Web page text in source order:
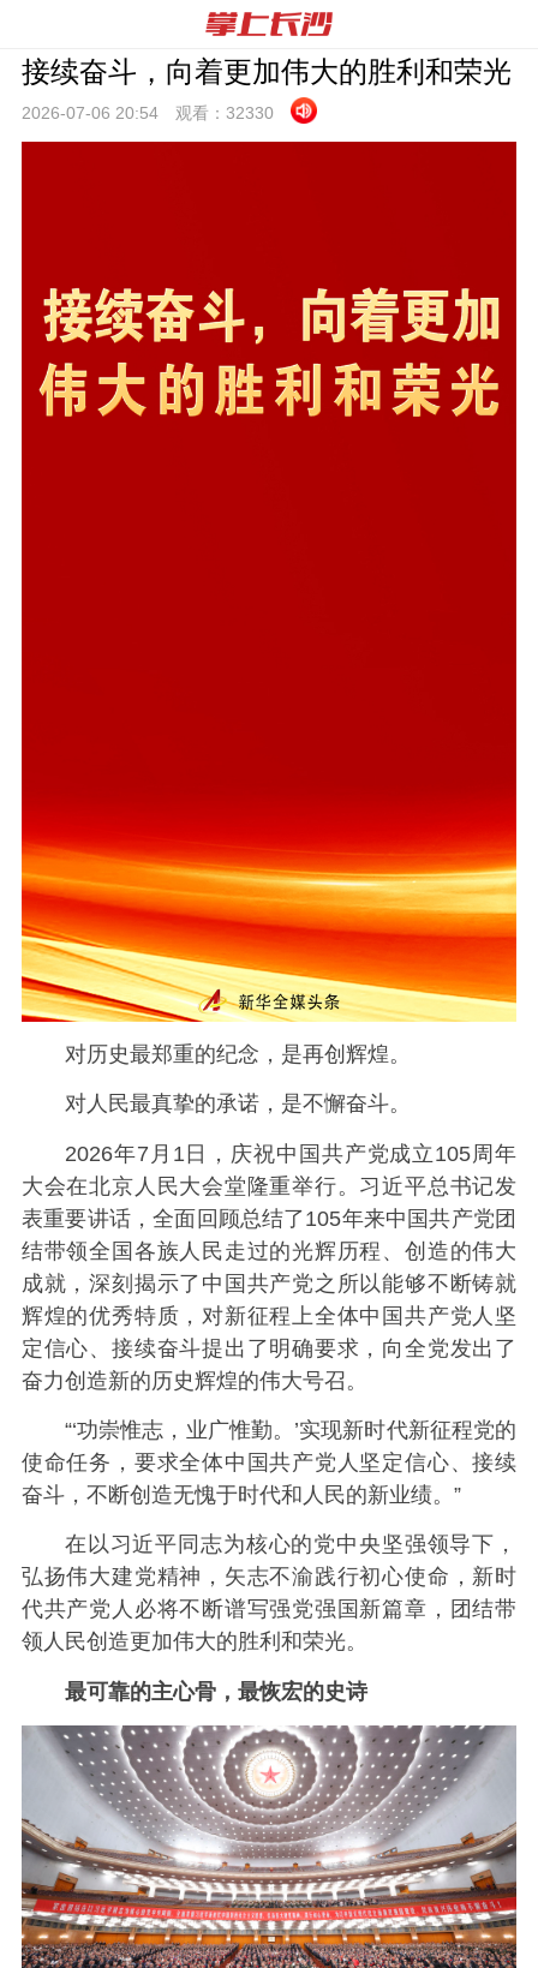
接续奋斗，向着更加伟大的胜利和荣光
2026-07-06 20:54 观看： 32330
对历史最郑重的纪念，是再创辉煌。
对人民最真挚的承诺，是不懈奋斗。
2026年7月1日，庆祝中国共产党成立105周年
大会在北京人民大会堂隆重举行。习近平总书记发
表重要讲话，全面回顾总结了105年来中国共产党团
结带领全国各族人民走过的光辉历程、创造的伟大
成就，深刻揭示了中国共产党之所以能够不断铸就
辉煌的优秀特质，对新征程上全体中国共产党人坚
定信心、接续奋斗提出了明确要求，向全党发出了
奋力创造新的历史辉煌的伟大号召。
“‘功崇惟志，业广惟勤。’实现新时代新征程党的
使命任务，要求全体中国共产党人坚定信心、接续
奋斗，不断创造无愧于时代和人民的新业绩。”
在以习近平同志为核心的党中央坚强领导下，
弘扬伟大建党精神，矢志不渝践行初心使命，新时
代共产党人必将不断谱写强党强国新篇章，团结带
领人民创造更加伟大的胜利和荣光。
最可靠的主心骨，最恢宏的史诗